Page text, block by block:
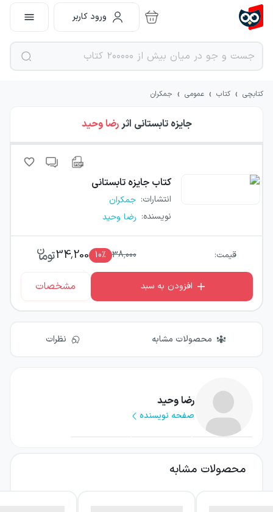
ورود کاربر
کتابچی › کتاب › عمومی › جمکران
جایزه تابستانی اثررضا وحید
کتاب جایزه تابستانی
انتشارات: جمکران
نویسنده: رضا وحید
قیمت: 38,000
10٪ 34,200
افزودن به سبد مشخصات
محصولات مشابه نظرات
رضا وحید
صفحه نویسنده
محصولات مشابه